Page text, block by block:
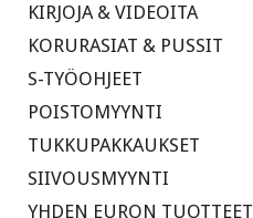
KIRJOJA & VIDEOITA
KORURASIAT & PUSSIT
S-TYÖOHJEET
POISTOMYYNTI
TUKKUPAKKAUKSET
SIIVOUSMYYNTI
YHDEN EURON TUOTTEET